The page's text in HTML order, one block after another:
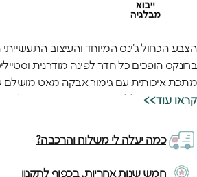
הצבע הכחול ג'ינס המיוחד והעיצוב
ברונקס הופכים כל חדר לפינה מודרנית
מתכת איכותית עם גימור אבקה מאט מושלם
כשנוער משתולל ביד רועדת. המראה הכל כך
הרגע שילדים מגלים את שני המדפים הנוחים
לארגן שם הכל - מספרים אהובים ועד חפצים
החזקה של השידה מורגשת בכל פרט -
<<קראו עוד
כמה יעלה לי משלוח והרכבה?
חמש שנות אחריות, בכפוף לתקנון